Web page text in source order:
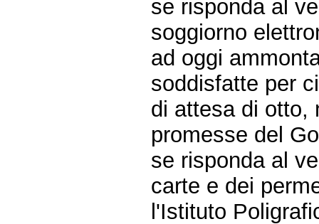
se risponda al
soggiorno
ad oggi
soddisfatte per
di attesa di otto,
promesse del
se risponda al
carte e dei
l'Istituto